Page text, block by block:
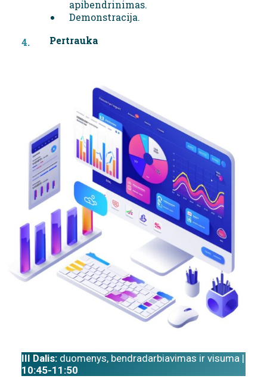
apibendrinimas.
Demonstracija.
Pertrauka
III Dalis:duomenys, bendradarbiavimas ir visuma |
10:45-11:50